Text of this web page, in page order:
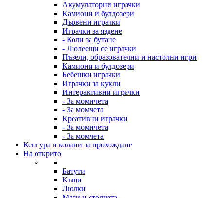
Акумулаторни играчки
Камиони и булдозери
Дървени играчки
Играчки за яздене
- Коли за бутане
- Люлеещи се играчки
Пъзели, образователни и настолни игри
Камиони и булдозери
Бебешки играчки
Играчки за кукли
Интерактивни играчки
- За момичета
- За момчета
Креативни играчки
- За момичета
- За момчета
Кенгура и колани за прохождане
На открито
Батути
Къщи
Люлки